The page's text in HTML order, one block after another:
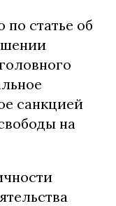
статье об
санкцией
на